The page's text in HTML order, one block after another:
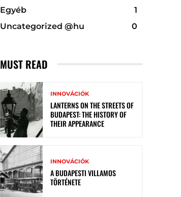
Egyéb
1
Uncategorized @hu
0
MUST READ
INNOVÁCIÓK
LANTERNS ON THE STREETS OF
BUDAPEST: THE HISTORY OF
THEIR APPEARANCE
INNOVÁCIÓK
A BUDAPESTI VILLAMOS
TÖRTÉNETE